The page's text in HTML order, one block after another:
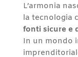
L’armonia
la tecnologia
fonti sicure e
In un mondo